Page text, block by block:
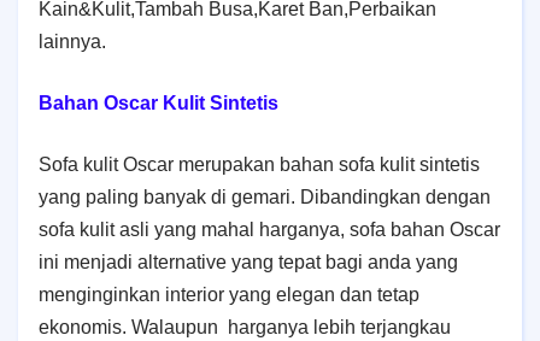
Kain&Kulit,Tambah Busa,Karet Ban,Perbaikan
lainnya.
Bahan Oscar Kulit Sintetis
Sofa kulit Oscar merupakan bahan sofa kulit sintetis
yang paling banyak di gemari. Dibandingkan dengan
sofa kulit asli yang mahal harganya, sofa bahan Oscar
ini menjadi alternative yang tepat bagi anda yang
menginginkan interior yang elegan dan tetap
ekonomis. Walaupun harganya lebih terjangkau